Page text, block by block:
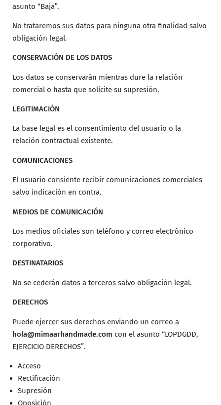
asunto “Baja”.
No trataremos sus datos para ninguna otra finalidad salvo
obligación legal.
CONSERVACIÓN DE LOS DATOS
Los datos se conservarán mientras dure la relación
comercial o hasta que solicite su supresión.
LEGITIMACIÓN
La base legal es el consentimiento del usuario o la
relación contractual existente.
COMUNICACIONES
El usuario consiente recibir comunicaciones comerciales
salvo indicación en contra.
MEDIOS DE COMUNICACIÓN
Los medios oficiales son teléfono y correo electrónico
corporativo.
DESTINATARIOS
No se cederán datos a terceros salvo obligación legal.
DERECHOS
Puede ejercer sus derechos enviando un correo a
hola@mimaarhandmade.com con el asunto “LOPDGDD,
EJERCICIO DERECHOS”.
Acceso
Rectificación
Supresión
Oposición